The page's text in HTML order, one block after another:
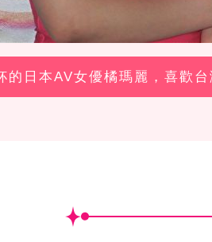
日本AV女優橘瑪麗，喜歡